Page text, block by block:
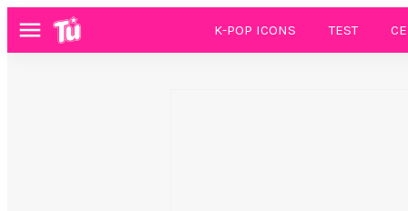
Menú K-POP ICONS TEST